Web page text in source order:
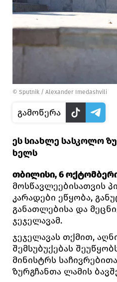
© Sputnik / Alexander Imedashvili
გამოწერა
ეს სიახლე სასკოლო
ხელს
თბილისი, 6
მოსწავლეებისათვის
კარადები ეწყობა,
განათლებისა და
ჯეჯელავამ.
ჯეჯელავას თქმით,
შემსუბუქებას
მინისტრს
ზურგჩანთა ლამის